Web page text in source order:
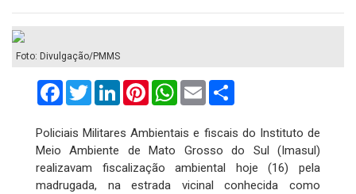
Foto: Divulgação/PMMS
FacebookTwitterLinkedInPinterestWhatsApp
Email
Policiais Militares Ambientais e fiscais do Instituto de
Meio Ambiente de Mato Grosso do Sul (Imasul)
realizavam fiscalização ambiental hoje (16) pela
madrugada, na estrada vicinal conhecida como